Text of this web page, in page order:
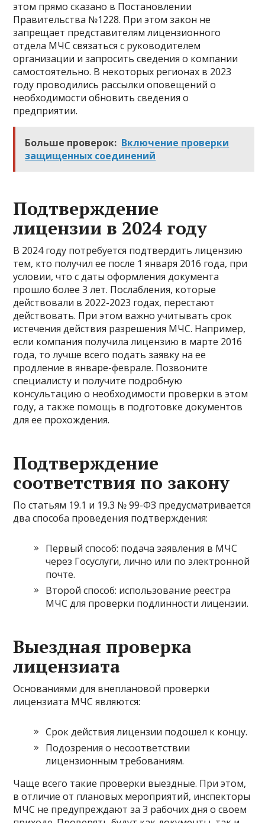
этом прямо сказано в Постановлении
Правительства №1228. При этом закон не
запрещает представителям лицензионного
отдела МЧС связаться с руководителем
организации и запросить сведения о компании
самостоятельно. В некоторых регионах в 2023
году проводились рассылки оповещений о
необходимости обновить сведения о
предприятии.
Больше проверок: Включение проверки
защищенных соединений
Подтверждение
лицензии в 2024 году
В 2024 году потребуется подтвердить лицензию
тем, кто получил ее после 1 января 2016 года, при
условии, что с даты оформления документа
прошло более 3 лет. Послабления, которые
действовали в 2022-2023 годах, перестают
действовать. При этом важно учитывать срок
истечения действия разрешения МЧС. Например,
если компания получила лицензию в марте 2016
года, то лучше всего подать заявку на ее
продление в январе-феврале. Позвоните
специалисту и получите подробную
консультацию о необходимости проверки в этом
году, а также помощь в подготовке документов
для ее прохождения.
Подтверждение
соответствия по закону
По статьям 19.1 и 19.3 № 99-ФЗ предусматривается
два способа проведения подтверждения:
Первый способ: подача заявления в МЧС
через Госуслуги, лично или по электронной
почте.
Второй способ: использование реестра
МЧС для проверки подлинности лицензии.
Выездная проверка
лицензиата
Основаниями для внеплановой проверки
лицензиата МЧС являются:
Срок действия лицензии подошел к концу.
Подозрения о несоответствии
лицензионным требованиям.
Чаще всего такие проверки выездные. При этом,
в отличие от плановых мероприятий, инспекторы
МЧС не предупреждают за 3 рабочих дня о своем